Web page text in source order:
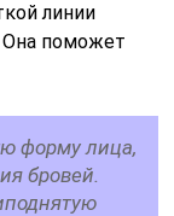
линии
Она поможет
форму лица,
бровей.